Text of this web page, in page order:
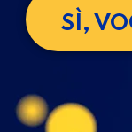
SÌ,